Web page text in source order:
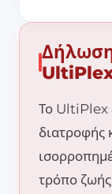
Δήλωση
Το UltiPlex
διατροφής
τρόπο